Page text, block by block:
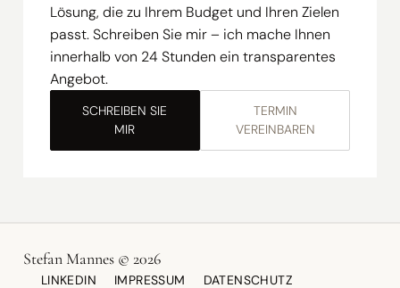
Lösung, die zu Ihrem Budget und Ihren Zielen
passt. Schreiben Sie mir – ich mache Ihnen
innerhalb von 24 Stunden ein transparentes
Angebot.
SCHREIBEN SIE
MIR
TERMIN
VEREINBAREN
Stefan Mannes © 2026
LINKEDIN IMPRESSUM DATENSCHUTZ